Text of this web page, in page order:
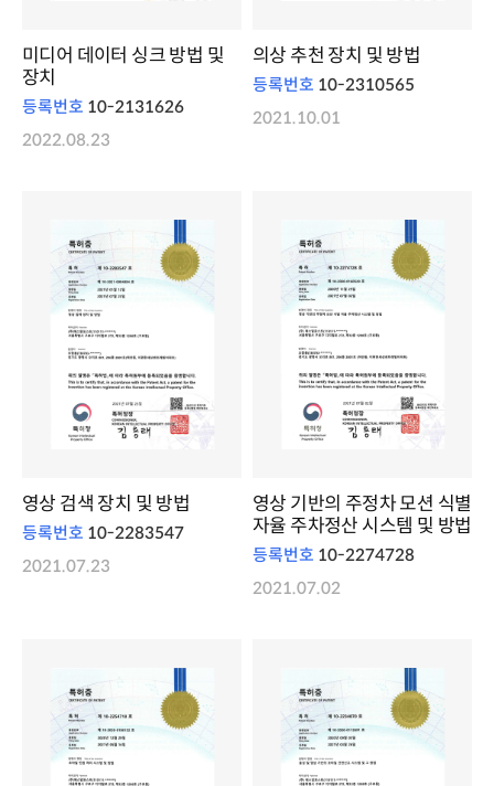
미디어 데이터 싱크 방법 및
장치
등록번호 10-2131626
2022.08.23
의상 추천 장치 및 방법
등록번호 10-2310565
2021.10.01
영상 검색 장치 및 방법
등록번호 10-2283547
2021.07.23
영상 기반의 주정차 모션 식별
자율 주차정산 시스템 및 방법
등록번호 10-2274728
2021.07.02